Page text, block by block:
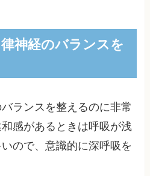
神経のバランスを
ランスを整えるのに非常
感があるときは呼吸が浅
ので、意識的に深呼吸を